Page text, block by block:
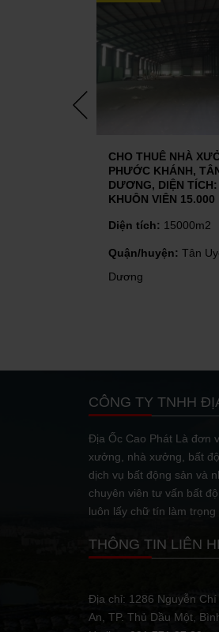
CHO THUÊ NHÀ XƯỞNG TÂN
PHƯỚC KHÁNH, TÂN UYÊN, BÌNH
DƯƠNG, DIỆN TÍCH: 9.000 M2,
KHUÔN VIÊN 15.000 M2
15000m2
Tân Uyên - Bình
CÔNG TY TNHH
Địa Ốc Cao Phát Là đơn
xưởng, nhà xưởng, bất
dịch vụ bất động sản và
chuyên viên tư vấn bất
luôn lấy chữ tín làm trọng
THÔNG TIN LIÊN
Địa chỉ: 1286 Nguyễn Chí
An, TP. Thủ Dầu Một,